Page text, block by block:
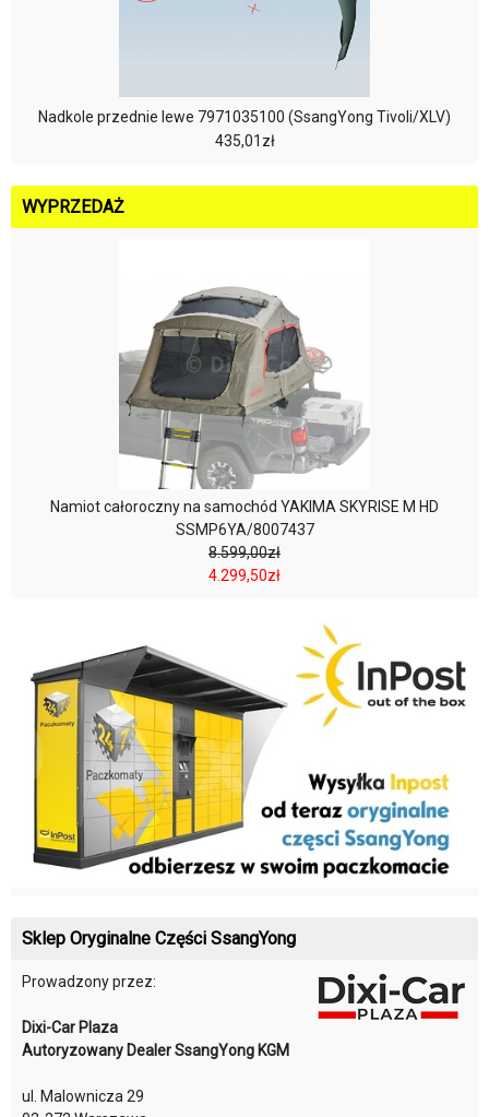
Nadkole przednie lewe 7971035100 (SsangYong Tivoli/XLV)
435,01zł
WYPRZEDAŻ
Namiot całoroczny na samochód YAKIMA SKYRISE M HD
SSMP6YA/8007437
8.599,00zł
4.299,50zł
Sklep Oryginalne Części SsangYong
Prowadzony przez:
Dixi-Car Plaza
Autoryzowany Dealer SsangYong KGM
ul. Malownicza 29